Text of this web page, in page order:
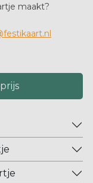
maakt?